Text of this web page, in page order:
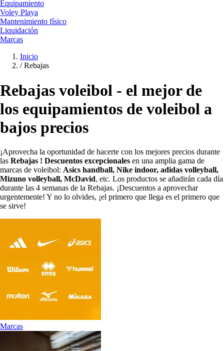
Equipamiento
Voley Playa
Mantenimiento físico
Liquidación
Marcas
Inicio
/ Rebajas
Rebajas voleibol - el mejor de
los equipamientos de voleibol a
bajos precios
¡Aprovecha la oportunidad de hacerte con los mejores precios durante
las Rebajas ! Descuentos excepcionales en una amplia gama de
marcas de voleibol: Asics handball, Nike indoor, adidas volleyball,
Mizuno volleyball, McDavid, etc. Los productos se añadirán cada día
durante las 4 semanas de la Rebajas. ¡Descuentos a aprovechar
urgentemente! Y no lo olvides, ¡el primero que llega es el primero que
se sirve!
Marcas